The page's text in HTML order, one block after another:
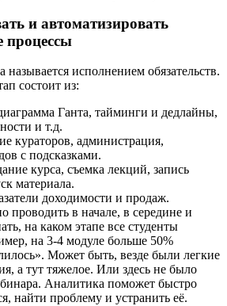
и автоматизировать
процессы
называется исполнением обязательств.
состоит из:
Ганта, тайминги и дедлайны,
и т.д.
кураторов, администрация,
с подсказками.
курса, съемка лекций, запись
материала.
доходимости и продаж.
проводить в начале, в середине и
на каком этапе все студенты
на 3-4 модуле больше 50%
Может быть, везде были легкие
а тут тяжелое. Или здесь не было
Аналитика поможет быстро
найти проблему и устранить её.